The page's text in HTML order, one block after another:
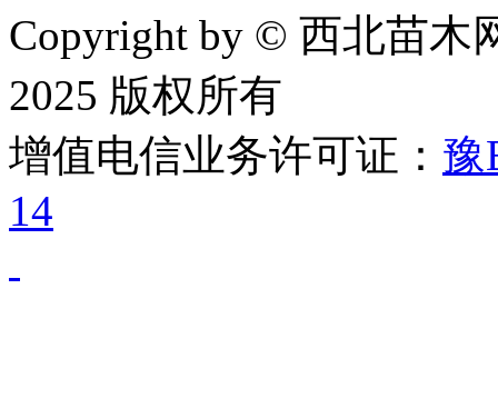
Copyright by © 西北苗木
2025 版权所有
增值电信业务许可证： 豫
14